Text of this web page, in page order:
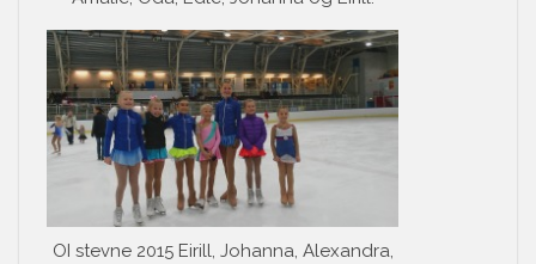
OI stevne 2015 Eirill, Johanna, Alexandra,